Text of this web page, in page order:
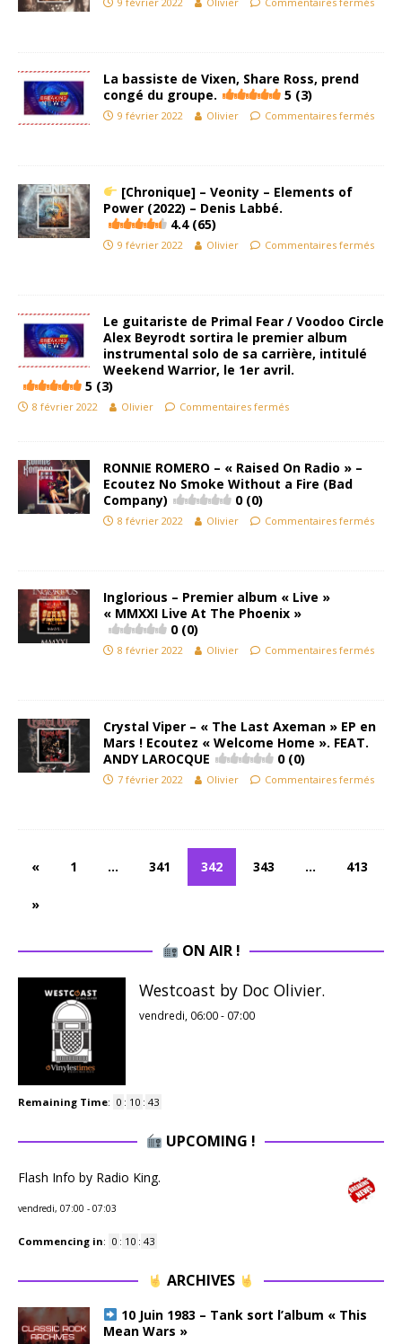
La bassiste de Vixen, Share Ross, prend
congé du groupe.
5 (3)
9 février 2022 Olivier Commentaires fermés
[Chronique] – Veonity – Elements of
Power (2022) – Denis Labbé.
4.4 (65)
9 février 2022 Olivier Commentaires fermés
Le guitariste de Primal Fear / Voodoo Circle
Alex Beyrodt sortira le premier album
instrumental solo de sa carrière, intitulé
Weekend Warrior, le 1er avril.
5 (3)
8 février 2022 Olivier Commentaires fermés
RONNIE ROMERO – « Raised On Radio » –
Ecoutez No Smoke Without a Fire (Bad
Company)
0 (0)
8 février 2022 Olivier Commentaires fermés
Inglorious – Premier album « Live »
« MMXXI Live At The Phoenix »
0 (0)
8 février 2022 Olivier Commentaires fermés
Crystal Viper – « The Last Axeman » EP en
Mars ! Ecoutez « Welcome Home ». FEAT.
ANDY LAROCQUE
0 (0)
7 février 2022 Olivier Commentaires fermés
« 1 … 341 342 343 … 413
»
ON AIR !
Westcoast by Doc Olivier.
vendredi, 06:00- 07:00
Remaining Time: 0 : 10 : 42
UPCOMING !
Flash Info by Radio King.
vendredi, 07:00 - 07:03
Commencing in: 0 : 10 : 42
ARCHIVES
10 Juin 1983 – Tank sort l’album « This
Mean Wars »